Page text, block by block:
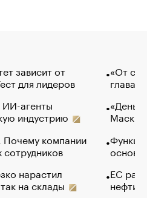
зависит от
для лидеров
ИИ-агенты
индустрию
компании
нарастил
на склады
«От
глава
Маск в
основ
ЕС
нефти